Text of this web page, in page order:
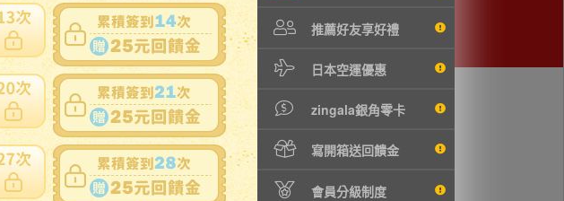
推薦好友享好禮
日本空運優惠
zingala銀角零卡
寫開箱送回饋金
會員分級制度